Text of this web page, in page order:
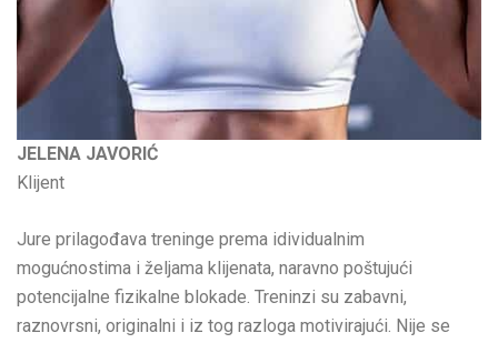
JELENA JAVORIĆ
Klijent
Jure prilagođava treninge prema idividualnim
mogućnostima i željama klijenata, naravno poštujući
potencijalne fizikalne blokade. Treninzi su zabavni,
raznovrsni, originalni i iz tog razloga motivirajući. Nije se